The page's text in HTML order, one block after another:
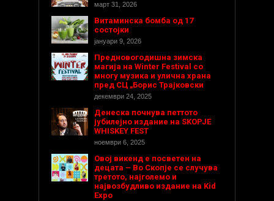
март 31, 2026
Витаминска бомба од 17
состојки
јануари 9, 2026
Предновогодишнa зимска
магија на Winter Festival со
многу музика и улична храна
пред СЦ „Борис Трајковски
декември 24, 2025
Денеска почнува петтото
јубилејно издание на SKOPJE
WHISKEY FEST
ноември 6, 2025
Овој викенд е посветен на
децата – Во Скопје се случува
третото, најголемо и
највозбудливо издание на Kid
Expo